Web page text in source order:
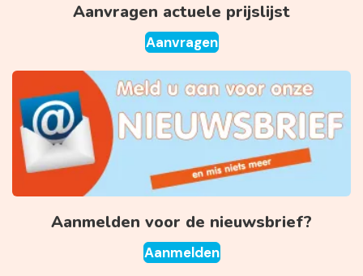
Aanvragen actuele prijslijst
Aanvragen
Aanmelden voor de nieuwsbrief?
Aanmelden